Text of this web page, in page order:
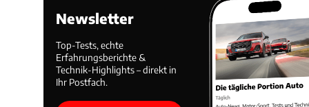
Newsletter
Top-Tests, echte
Erfahrungsberichte &
Technik-Highlights – direkt in
Ihr Postfach.